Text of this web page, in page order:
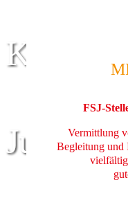
Kinder
Jugend
FSJ-
Vermittlung
Begleitung und